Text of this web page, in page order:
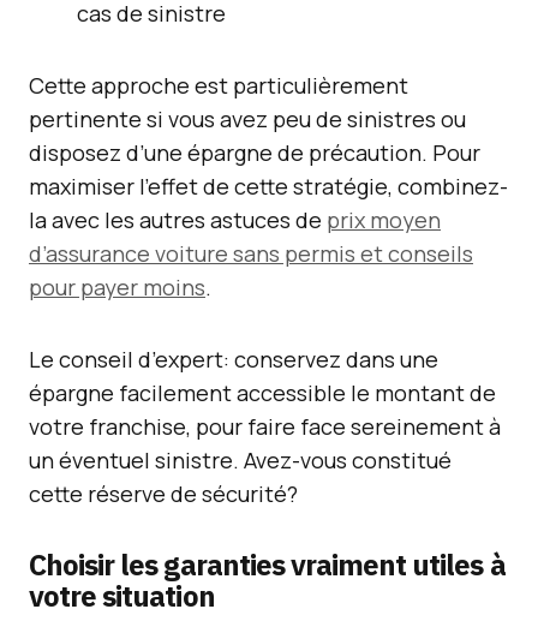
cas de sinistre
Cette approche est particulièrement
pertinente si vous avez peu de sinistres ou
disposez d’une épargne de précaution. Pour
maximiser l’effet de cette stratégie, combinez-
la avec les autres astuces de prix moyen
d’assurance voiture sans permis et conseils
pour payer moins.
Le conseil d’expert: conservez dans une
épargne facilement accessible le montant de
votre franchise, pour faire face sereinement à
un éventuel sinistre. Avez-vous constitué
cette réserve de sécurité?
Choisir les garanties vraiment utiles à
votre situation